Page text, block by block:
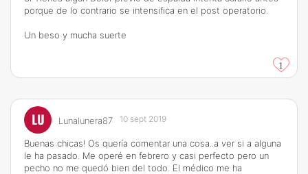
porque de lo contrario se intensifica en el post operatorio.
Un beso y mucha suerte
1
LU Lunalunera87 10 sept 2019
Buenas chicas! Os quería comentar una cosa..a ver si a alguna
le ha pasado. Me operé en febrero y casi perfecto pero un
pecho no me quedó bien del todo. El médico me ha